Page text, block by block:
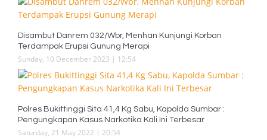
Disambut Danrem 032/Wbr, Menhan Kunjungi Korban
Terdampak Erupsi Gunung Merapi
Sunday, 10 December 2023 | 12:54
Polres Bukittinggi Sita 41,4 Kg Sabu, Kapolda Sumbar :
Pengungkapan Kasus Narkotika Kali Ini Terbesar
Saturday, 21 May 2022 | 20:54